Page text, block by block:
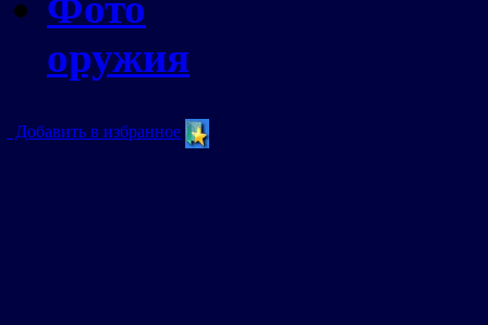
оружия
Добавить в избранное